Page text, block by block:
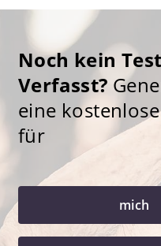
Noch kein
Verfasst?
eine
für
mich